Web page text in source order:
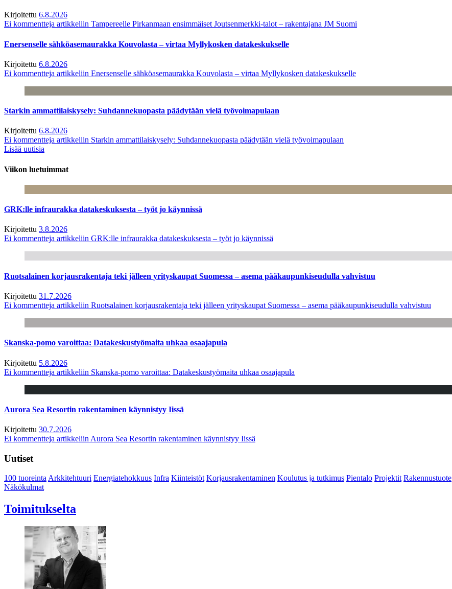
Kirjoitettu 6.8.2026
Ei kommentteja artikkeliin Tampereelle Pirkanmaan ensimmäiset Joutsenmerkki-talot – rakentajana JM Suomi
Enersenselle sähköasemaurakka Kouvolasta – virtaa Myllykosken datakeskukselle
Kirjoitettu 6.8.2026
Ei kommentteja artikkeliin Enersenselle sähköasemaurakka Kouvolasta – virtaa Myllykosken datakeskukselle
Starkin ammattilaiskysely: Suhdannekuopasta päädytään vielä työvoimapulaan
Kirjoitettu 6.8.2026
Ei kommentteja artikkeliin Starkin ammattilaiskysely: Suhdannekuopasta päädytään vielä työvoimapulaan
Lisää uutisia
Viikon luetuimmat
GRK:lle infraurakka datakeskuksesta – työt jo käynnissä
Kirjoitettu 3.8.2026
Ei kommentteja artikkeliin GRK:lle infraurakka datakeskuksesta – työt jo käynnissä
Ruotsalainen korjausrakentaja teki jälleen yrityskaupat Suomessa – asema pääkaupunkiseudulla vahvistuu
Kirjoitettu 31.7.2026
Ei kommentteja artikkeliin Ruotsalainen korjausrakentaja teki jälleen yrityskaupat Suomessa – asema pääkaupunkiseudulla vahvistuu
Skanska-pomo varoittaa: Datakeskustyömaita uhkaa osaajapula
Kirjoitettu 5.8.2026
Ei kommentteja artikkeliin Skanska-pomo varoittaa: Datakeskustyömaita uhkaa osaajapula
Aurora Sea Resortin rakentaminen käynnistyy Iissä
Kirjoitettu 30.7.2026
Ei kommentteja artikkeliin Aurora Sea Resortin rakentaminen käynnistyy Iissä
Uutiset
100 tuoreintaArkkitehtuuri Energiatehokkuus Infra Kiinteistöt Korjausrakentaminen Koulutus ja tutkimus Pientalo Projektit Rakennustuote
Näkökulmat
Toimitukselta